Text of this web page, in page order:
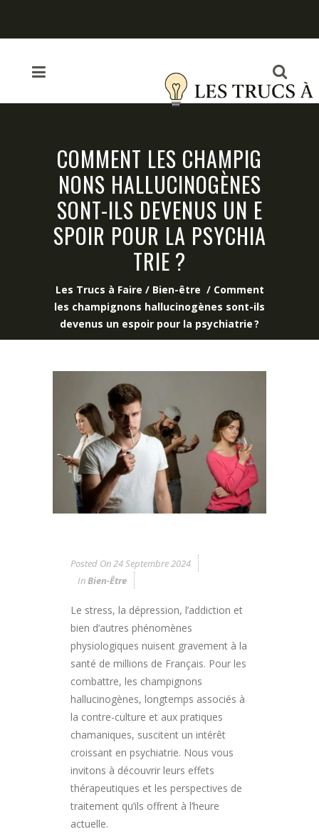
COMMENT LES CHAMPIG
NONS HALLUCINOGÈNES
SONT-ILS DEVENUS UN E
SPOIR POUR LA PSYCHIA
TRIE ?
Les Trucs à Faire / Bien-être / Comment
les champignons hallucinogènes sont-ils
devenus un espoir pour la psychiatrie ?
Posted On24 Septembre 2024
InBien-Être
Le stress, la dépression, l’addiction et
bien d’autres phénomènes
physiologiques nuisent gravement à la
santé de millions de Français. Pour les
combattre, les champignons
hallucinogènes, longtemps associés à
la contre-culture et aux pratiques
chamaniques, suscitent un intérêt
croissant en psychiatrie. Nous vous
invitons à découvrir leurs effets
thérapeutiques et les perspectives de
traitement qu’ils offrent à l’heure
actuelle.